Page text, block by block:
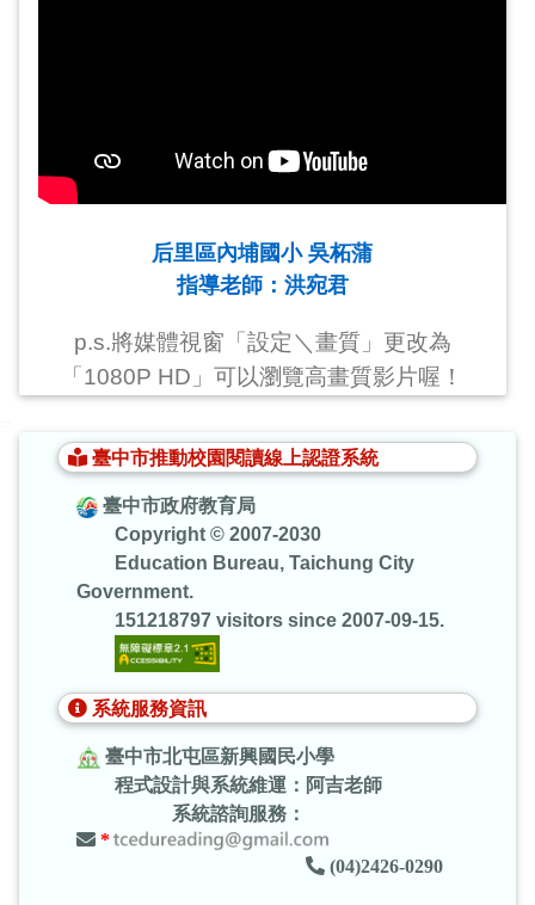
后里區內埔國小 吳柘蒲
指導老師：洪宛君
p.s.將媒體視窗「設定＼畫質」更改為
「1080P HD」可以瀏覽高畫質影片喔！
臺中市推動校園閱讀線上認證系統
臺中市政府教育局
Copyright © 2007-2030
Education Bureau, Taichung City
Government.
151218797 visitors since 2007-09-15.
系統服務資訊
臺中市北屯區新興國民小學
程式設計與系統維運：阿吉老師
系統諮詢服務：
*
(04)2426-0290